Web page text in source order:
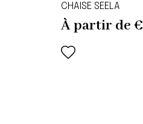
CHAISE SEELA
À partir de€